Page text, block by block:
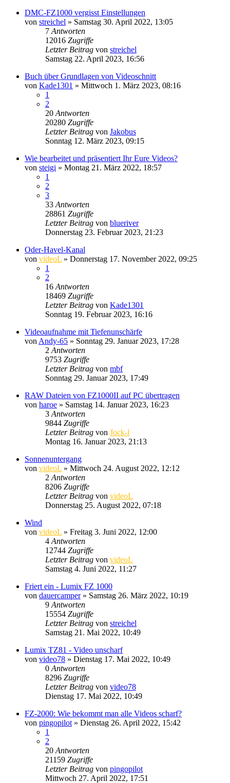
DMC-FZ1000 vergisst Einstellungen
von streichel » Samstag 30. April 2022, 13:05
7 Antworten
12016 Zugriffe
Letzter Beitrag von streichel
Samstag 22. April 2023, 16:56
Buch über Grundlagen von Videoschnitt
von Kade1301 » Mittwoch 1. März 2023, 08:16
1
2
20 Antworten
20280 Zugriffe
Letzter Beitrag von Jakobus
Sonntag 12. März 2023, 09:15
Wie bearbeitet und präsentiert Ihr Eure Videos?
von steigi » Montag 21. März 2022, 18:57
1
2
3
33 Antworten
28861 Zugriffe
Letzter Beitrag von blueriver
Donnerstag 23. Februar 2023, 21:23
Oder-Havel-Kanal
von videoL » Donnerstag 17. November 2022, 09:25
1
2
16 Antworten
18469 Zugriffe
Letzter Beitrag von Kade1301
Sonntag 19. Februar 2023, 16:16
Videoaufnahme mit Tiefenunschärfe
von Andy-65 » Sonntag 29. Januar 2023, 17:28
2 Antworten
9753 Zugriffe
Letzter Beitrag von mbf
Sonntag 29. Januar 2023, 17:49
RAW Dateien von FZ1000II auf PC übertragen
von haroe » Samstag 14. Januar 2023, 16:23
3 Antworten
9844 Zugriffe
Letzter Beitrag von Jock-l
Montag 16. Januar 2023, 21:13
Sonnenuntergang
von videoL » Mittwoch 24. August 2022, 12:12
2 Antworten
8206 Zugriffe
Letzter Beitrag von videoL
Donnerstag 25. August 2022, 07:18
Wind
von videoL » Freitag 3. Juni 2022, 12:00
4 Antworten
12744 Zugriffe
Letzter Beitrag von videoL
Samstag 4. Juni 2022, 11:27
Friert ein - Lumix FZ 1000
von dauercamper» Samstag 26. März 2022, 10:19
9 Antworten
15554 Zugriffe
Letzter Beitrag von streichel
Samstag 21. Mai 2022, 10:49
Lumix TZ81 - Video unscharf
von video78 » Dienstag 17. Mai 2022, 10:49
0 Antworten
8296 Zugriffe
Letzter Beitrag von video78
Dienstag 17. Mai 2022, 10:49
FZ-2000: Wie bekommt man alle Videos scharf?
von pingopilot » Dienstag 26. April 2022, 15:42
1
2
20 Antworten
21159 Zugriffe
Letzter Beitrag von pingopilot
Mittwoch 27. April 2022, 17:51